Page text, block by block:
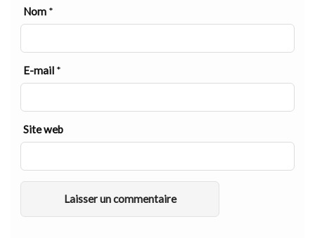
Nom *
E-mail *
Site web